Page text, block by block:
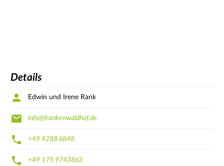
Details
Edwin und Irene Rank
info@frankenwaldhof.de
+49 9288 6848
+49 175 9743863